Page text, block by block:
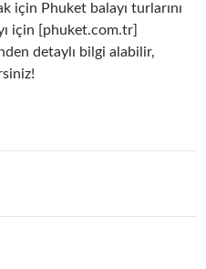
için Phuket balayı turlarını
için [phuket.com.tr]
detaylı bilgi alabilir,